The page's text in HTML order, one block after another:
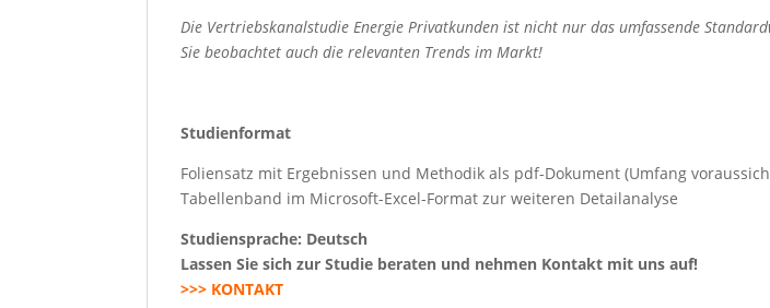
Die Vertriebskanalstudie Energie Privatkunden ist nicht nur das umfassende
Sie beobachtet auch die relevanten Trends im Markt!
Studienformat
Foliensatz mit Ergebnissen und Methodik als pdf-Dokument (Umfang
Tabellenband im Microsoft-Excel-Format zur weiteren Detailanalyse
Studiensprache: Deutsch
Lassen Sie sich zur Studie beraten und nehmen Kontakt mit uns auf!
>>> KONTAKT